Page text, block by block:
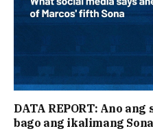
DATA REPORT: Ano
bago ang ikalimang